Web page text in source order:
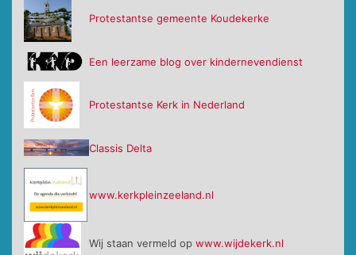
Protestantse gemeente Koudekerke
Een leerzame blog over kindernevendienst
Protestantse Kerk in Nederland
Classis Delta
www.kerkpleinzeeland.nl
Wij staan vermeld op www.wijdekerk.nl